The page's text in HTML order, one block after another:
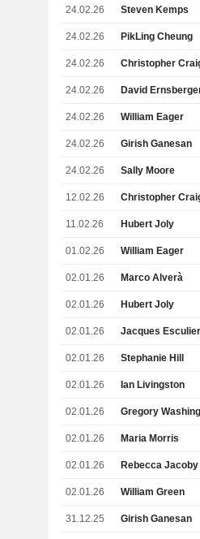
24.02.26 Steven Kemps
24.02.26 PikLing Cheung
24.02.26 Christopher
24.02.26 David
24.02.26 William Eager
24.02.26 Girish Ganesan
24.02.26 Sally Moore
12.02.26 Christopher
11.02.26 Hubert Joly
01.02.26 William Eager
02.01.26 Marco Alverà
02.01.26 Hubert Joly
02.01.26 Jacques Esculier
02.01.26 Stephanie Hill
02.01.26 Ian Livingston
02.01.26 Gregory
02.01.26 Maria Morris
02.01.26 Rebecca Jacoby
02.01.26 William Green
31.12.25 Girish Ganesan